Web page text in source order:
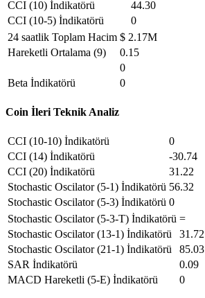
CCI (10) İndikatörü
44.30
CCI (10-5) İndikatörü
0
24 saatlik Toplam Hacim $ 2.17M
Hareketli Ortalama (9)
0.15
0
Beta İndikatörü
0
Coin İleri Teknik Analiz
CCI (10-10) İndikatörü
0
CCI (14) İndikatörü
-30.74
CCI (20) İndikatörü
31.22
Stochastic Oscilator (5-1) İndikatörü 56.32
Stochastic Oscilator (5-3) İndikatörü 0
Stochastic Oscilator (5-3-T) İndikatörü =
Stochastic Oscilator (13-1) İndikatörü
31.72
Stochastic Oscilator (21-1) İndikatörü
85.03
SAR İndikatörü
0.09
MACD Hareketli (5-E) İndikatörü
0